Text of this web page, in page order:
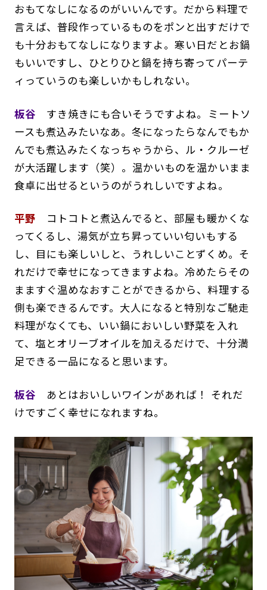
おもてなしになるのがいいんです。だから料理で
言えば、普段作っているものをポンと出すだけで
も十分おもてなしになりますよ。寒い日だとお鍋
もいいですし、ひとりひと鍋を持ち寄ってパーテ
ィっていうのも楽しいかもしれない。
板谷 すき焼きにも合いそうですよね。ミートソ
ースも煮込みたいなあ。冬になったらなんでもか
んでも煮込みたくなっちゃうから、ル・クルーゼ
が大活躍します（笑）。温かいものを温かいまま
食卓に出せるというのがうれしいですよね。
平野 コトコトと煮込んでると、部屋も暖かくな
ってくるし、湯気が立ち昇っていい匂いもする
し、目にも楽しいしと、うれしいことずくめ。そ
れだけで幸せになってきますよね。冷めたらその
まますぐ温めなおすことができるから、料理する
側も楽できるんです。大人になると特別なご馳走
料理がなくても、いい鍋においしい野菜を入れ
て、塩とオリーブオイルを加えるだけで、十分満
足できる一品になると思います。
板谷 あとはおいしいワインがあれば！ それだ
けですごく幸せになれますね。